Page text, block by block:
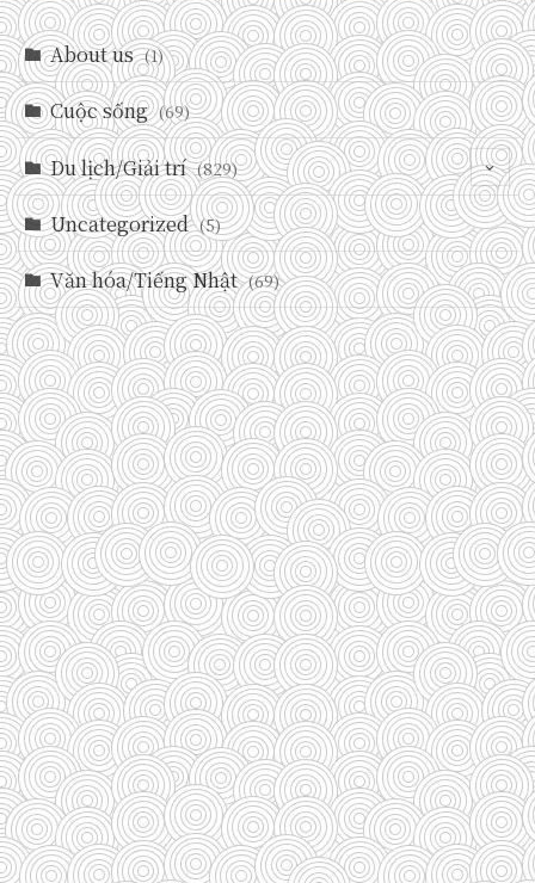
About us (1)
Cuộc sống (69)
Du lịch/Giải trí (829)
(146)
(71)
(237)
(588)
(29)
(27)
(110)
(185)
(29)
(128)
(33)
(33)
(35)
Uncategorized (5)
Văn hóa/Tiếng Nhật (69)